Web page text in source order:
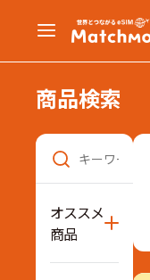
商品検索
オススメ
商品